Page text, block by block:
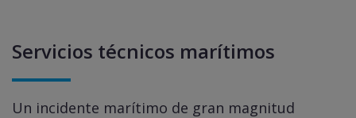
Servicios técnicos marítimos
Un incidente marítimo de gran magnitud